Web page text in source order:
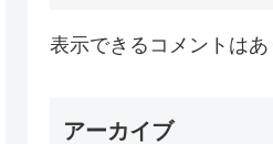
表示できるコメントはあ
アーカイブ